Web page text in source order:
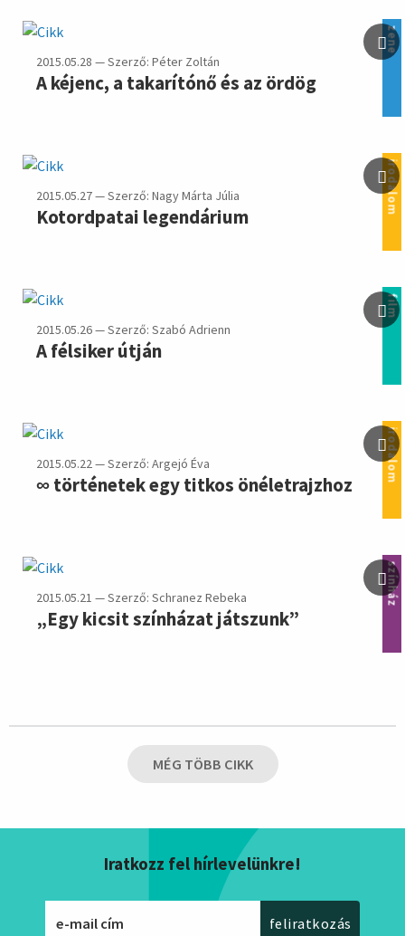
zene
2015.05.28 — Szerző: Péter Zoltán
A kéjenc, a takarítónő és az ördög
irodalom
2015.05.27 — Szerző: Nagy Márta Júlia
Kotordpatai legendárium
film
2015.05.26 — Szerző: Szabó Adrienn
A félsiker útján
irodalom
2015.05.22 — Szerző: Argejó Éva
∞ történetek egy titkos önéletrajzhoz
színház
2015.05.21 — Szerző: Schranez Rebeka
„Egy kicsit színházat játszunk”
MÉG TÖBB CIKK
Iratkozz fel hírlevelünkre!